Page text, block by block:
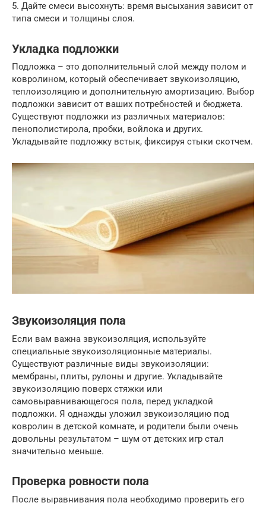
5. Дайте смеси высохнуть: время высыхания зависит от
типа смеси и толщины слоя.
Укладка подложки
Подложка – это дополнительный слой между полом и
ковролином, который обеспечивает звукоизоляцию,
теплоизоляцию и дополнительную амортизацию. Выбор
подложки зависит от ваших потребностей и бюджета.
Существуют подложки из различных материалов:
пенополистирола, пробки, войлока и других.
Укладывайте подложку встык, фиксируя стыки скотчем.
Звукоизоляция пола
Если вам важна звукоизоляция, используйте
специальные звукоизоляционные материалы.
Существуют различные виды звукоизоляции:
мембраны, плиты, рулоны и другие. Укладывайте
звукоизоляцию поверх стяжки или
самовыравнивающегося пола, перед укладкой
подложки. Я однажды уложил звукоизоляцию под
ковролин в детской комнате, и родители были очень
довольны результатом – шум от детских игр стал
значительно меньше.
Проверка ровности пола
После выравнивания пола необходимо проверить его